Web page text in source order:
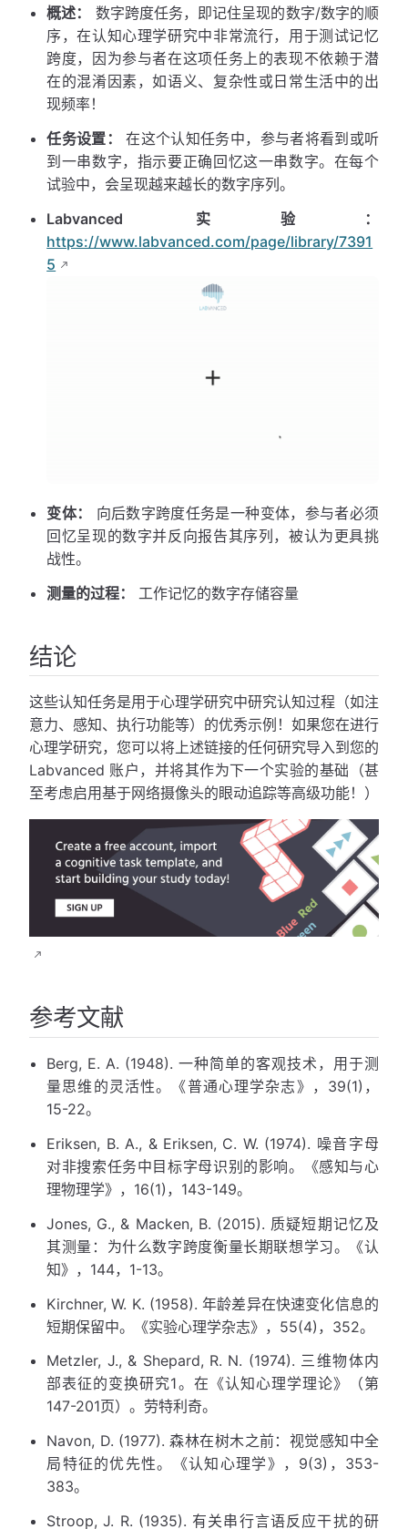
概述：
数字跨度任务，即记住呈现的数字/数字的顺
序，在认知心理学研究中非常流行，用于测试记忆
跨度，因为参与者在这项任务上的表现不依赖于潜
在的混淆因素，如语义、复杂性或日常生活中的出
现频率！
任务设置：
在这个认知任务中，参与者将看到或听
到一串数字，指示要正确回忆这一串数字。在每个
试验中，会呈现越来越长的数字序列。
Labvanced 实验：
https://www.labvanced.com/page/library/7391
5
变体：
向后数字跨度任务是一种变体，参与者必须
回忆呈现的数字并反向报告其序列，被认为更具挑
战性。
测量的过程：
工作记忆的数字存储容量
结论
这些认知任务是用于心理学研究中研究认知过程（如注
意力、感知、执行功能等）的优秀示例！如果您在进行
心理学研究，您可以将上述链接的任何研究导入到您的
Labvanced 账户，并将其作为下一个实验的基础（甚
至考虑启用基于网络摄像头的眼动追踪等高级功能！）
参考文献
Berg, E. A. (1948). 一种简单的客观技术，用于测
量思维的灵活性。《普通心理学杂志》，39(1)，
15-22。
Eriksen, B. A., & Eriksen, C. W. (1974). 噪音字母
对非搜索任务中目标字母识别的影响。《感知与心
理物理学》，16(1)，143-149。
Jones, G., & Macken, B. (2015). 质疑短期记忆及
其测量：为什么数字跨度衡量长期联想学习。《认
知》，144，1-13。
Kirchner, W. K. (1958). 年龄差异在快速变化信息的
短期保留中。《实验心理学杂志》，55(4)，352。
Metzler, J., & Shepard, R. N. (1974). 三维物体内
部表征的变换研究1。在《认知心理学理论》（第
147-201页）。劳特利奇。
Navon, D. (1977). 森林在树木之前：视觉感知中全
局特征的优先性。《认知心理学》，9(3)，353-
383。
Stroop, J. R. (1935). 有关串行言语反应干扰的研